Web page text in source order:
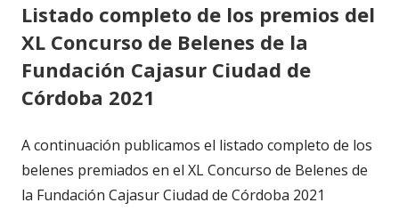
Listado completo de los premios del
XL Concurso de Belenes de la
Fundación Cajasur Ciudad de
Córdoba 2021
A continuación publicamos el listado completo de los
belenes premiados en el XL Concurso de Belenes de
la Fundación Cajasur Ciudad de Córdoba 2021